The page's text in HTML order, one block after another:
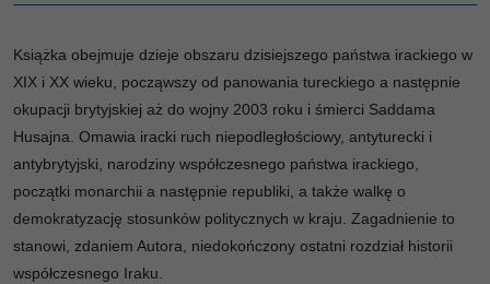
Książka obejmuje dzieje obszaru dzisiejszego państwa irackiego w
XIX i XX wieku, począwszy od panowania tureckiego a następnie
okupacji brytyjskiej aż do wojny 2003 roku i śmierci Saddama
Husajna. Omawia iracki ruch niepodległościowy, antyturecki i
antybrytyjski, narodziny współczesnego państwa irackiego,
początki monarchii a następnie republiki, a także walkę o
demokratyzację stosunków politycznych w kraju. Zagadnienie to
stanowi, zdaniem Autora, niedokończony ostatni rozdział historii
współczesnego Iraku.